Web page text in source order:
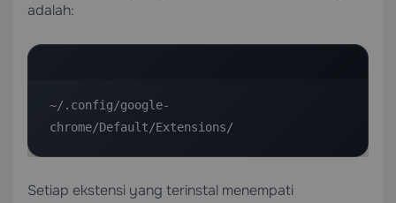
adalah:
~/.config/google-
chrome/Default/Extensions/
Setiap ekstensi yang terinstal menempati